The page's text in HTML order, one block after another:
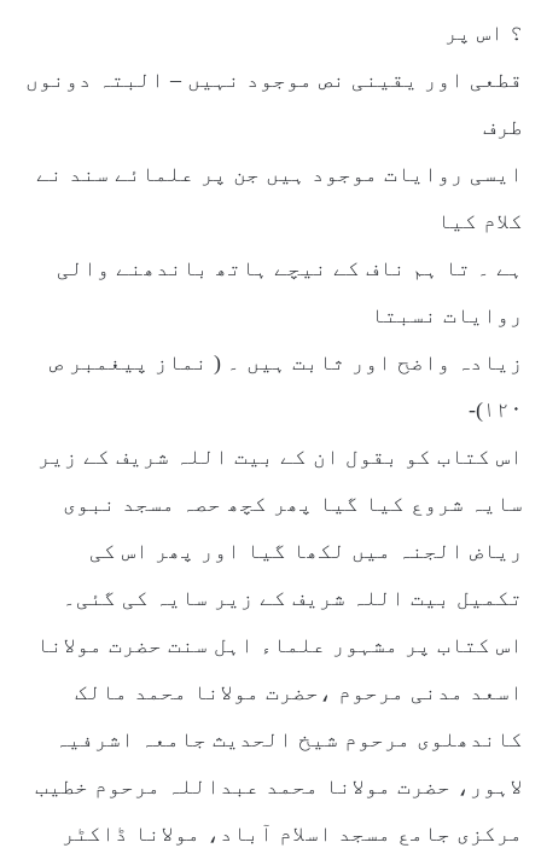
؟ اس پر
قطعی اور یقینی نص موجود نہیں – البتہ دونوں
طرف
ایسی روایات موجود ہیں جن پر علمائے سند نے
کلام کیا
ہے ۔ تا ہم ناف کے نیچے ہاتھ باندھنے والی
روایات نسبتا
زیادہ واضح اور ثابت ہیں ۔ ( نماز پیغمبر ص
۱۲۰)-
اس کتاب کو بقول ان کے بیت اللہ شریف کے زیر
سایہ شروع کیا گیا پھر کچھ حصہ مسجد نبوی
ریاض الجنہ میں لکھا گیا اور پھر اس کی
تکمیل بیت اللہ شریف کے زیر سایہ کی گئی۔
اس کتاب پر مشہور علماء اہل سنت حضرت مولانا
اسعد مدنی مرحوم ،حضرت مولانا محمد مالک
کاندھلوی مرحوم شیخ الحدیث جامعہ اشرفیہ
لاہور، حضرت مولانا محمد عبداللہ مرحوم خطیب
مرکزی جامع مسجد اسلام آباد، مولانا ڈاکٹر